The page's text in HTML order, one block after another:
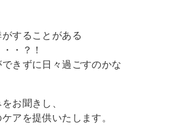
することがある
・？！
きずに日々過ごすのかな
お聞きし、
アを提供いたします。